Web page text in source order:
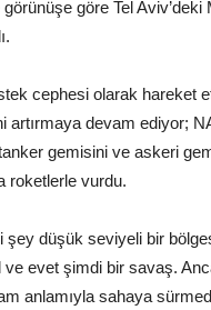
göre Tel Aviv’deki
cephesi olarak hareket
artırmaya devam ediyor;
gemisini ve askeri
roketlerle vurdu.
şey düşük seviyeli bir
ve evet şimdi bir savaş.
anlamıyla sahaya